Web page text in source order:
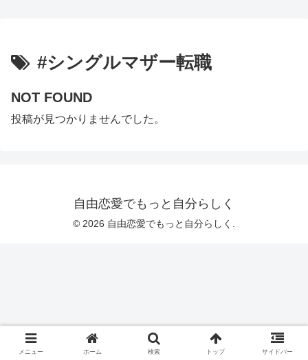
#シングルマザー転職
NOT FOUND
投稿が見つかりませんでした。
自由恋愛でもっと自分らしく
© 2026 自由恋愛でもっと自分らしく.
メニュー ホーム 検索 トップ サイドバー